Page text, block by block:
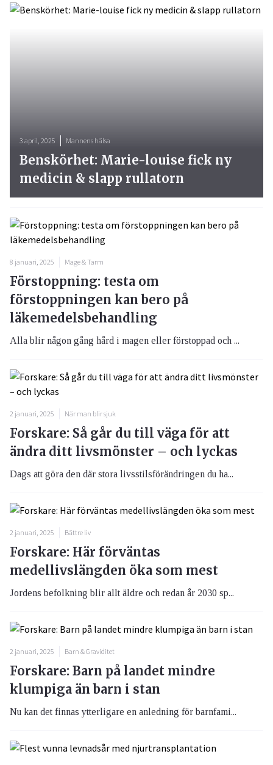
3 april, 2025 Mannens hälsa
Benskörhet: Marie-louise fick ny
medicin & slapp rullatorn
8 januari, 2025 Mage & Tarm
Förstoppning: testa om
förstoppningen kan bero på
läkemedelsbehandling
Alla blir någon gång hård i magen eller förstoppad och ...
2 januari, 2025 När man blir sjuk
Forskare: Så går du till väga för att
ändra ditt livsmönster – och lyckas
Dags att göra den där stora livsstilsförändringen du ha...
2 januari, 2025 Bättre liv
Forskare: Här förväntas
medellivslängden öka som mest
Jordens befolkning blir allt äldre och redan år 2030 sp...
2 januari, 2025 Barn & Graviditet
Forskare: Barn på landet mindre
klumpiga än barn i stan
Nu kan det finnas ytterligare en anledning för barnfami...